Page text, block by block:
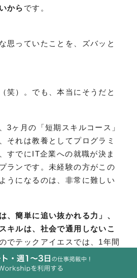
から です。
っていたことを、ズバッと
笑）。でも、本当にそうだと
3ヶ月の「短期スキルコース」
それは教養としてプログラミ
すでにIT企業への就職が決ま
ランです。未経験の方がこの
うになるのは、非常に難しい
、簡単に追い抜かれる力」、
キルは、社会で通用しないこ
でテックアイエスでは、1年間
ングスキルから営業のノウハ
力を高めてもらいたいと思っ